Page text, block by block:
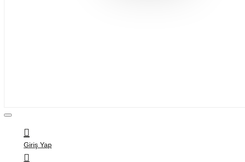
Giriş Yap